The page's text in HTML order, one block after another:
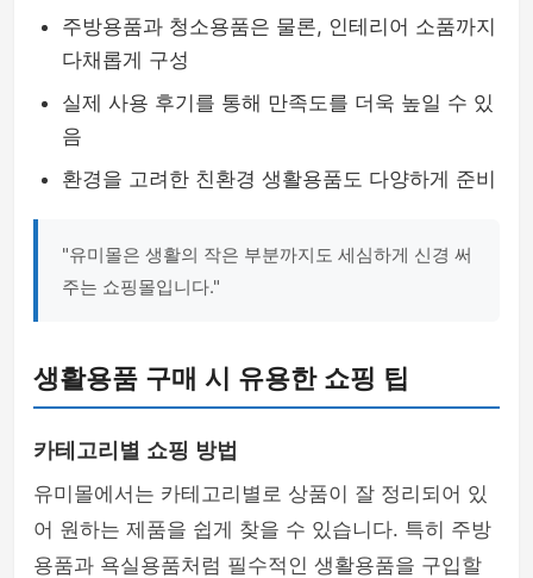
주방용품과 청소용품은 물론, 인테리어 소품까지
다채롭게 구성
실제 사용 후기를 통해 만족도를 더욱 높일 수 있
음
환경을 고려한 친환경 생활용품도 다양하게 준비
"유미몰은 생활의 작은 부분까지도 세심하게 신경 써
주는 쇼핑몰입니다."
생활용품 구매 시 유용한 쇼핑 팁
카테고리별 쇼핑 방법
유미몰에서는 카테고리별로 상품이 잘 정리되어 있
어 원하는 제품을 쉽게 찾을 수 있습니다. 특히 주방
용품과 욕실용품처럼 필수적인 생활용품을 구입할